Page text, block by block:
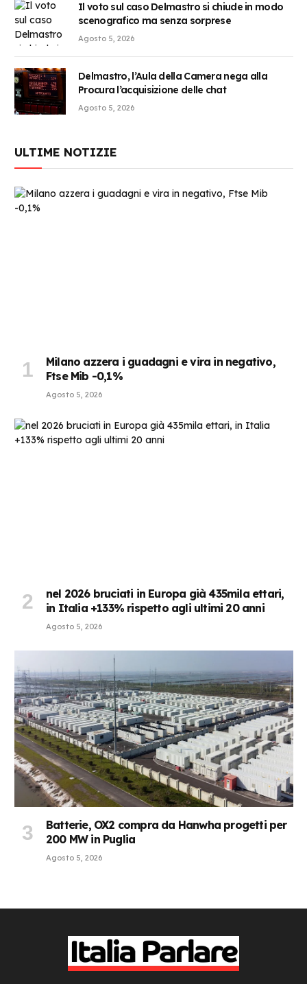
Il voto sul caso Delmastro si chiude in modo
scenografico ma senza sorprese
Agosto 5, 2026
Delmastro, l’Aula della Camera nega alla
Procura l’acquisizione delle chat
Agosto 5, 2026
ULTIME NOTIZIE
Milano azzera i guadagni e vira in negativo,
Ftse Mib -0,1%
Agosto 5, 2026
nel 2026 bruciati in Europa già 435mila ettari,
in Italia +133% rispetto agli ultimi 20 anni
Agosto 5, 2026
Batterie, OX2 compra da Hanwha progetti per
200 MW in Puglia
Agosto 5, 2026